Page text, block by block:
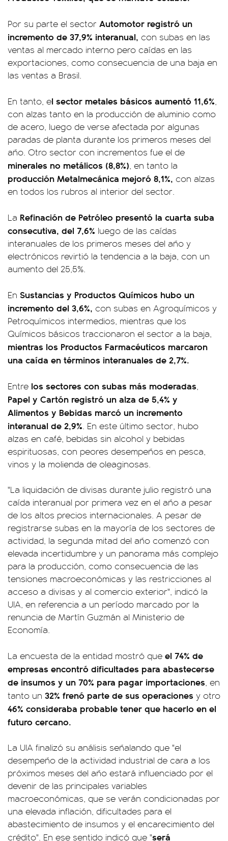
Por su parte el sector Automotor registró un
incremento de 37,9% interanual, con subas en las
ventas al mercado interno pero caídas en las
exportaciones, como consecuencia de una baja en
las ventas a Brasil.
En tanto, el sector metales básicos aumentó 11,6%,
con alzas tanto en la producción de aluminio como
de acero, luego de verse afectada por algunas
paradas de planta durante los primeros meses del
año. Otro sector con incrementos fue el de
minerales no metálicos (8,8%), en tanto la
producción Metalmecánica mejoró 8,1%, con alzas
en todos los rubros al interior del sector.
La Refinación de Petróleo presentó la cuarta suba
consecutiva, del 7,6% luego de las caídas
interanuales de los primeros meses del año y
electrónicos revirtió la tendencia a la baja, con un
aumento del 25,5%.
En Sustancias y Productos Químicos hubo un
incremento del 3,6%, con subas en Agroquímicos y
Petroquímicos intermedios, mientras que los
Químicos básicos traccionaron el sector a la baja,
mientras los Productos Farmacéuticos marcaron
una caída en términos interanuales de 2,7%.
Entre los sectores con subas más moderadas,
Papel y Cartón registró un alza de 5,4% y
Alimentos y Bebidas marcó un incremento
interanual de 2,9%. En este último sector, hubo
alzas en café, bebidas sin alcohol y bebidas
espirituosas, con peores desempeños en pesca,
vinos y la molienda de oleaginosas.
"La liquidación de divisas durante julio registró una
caída interanual por primera vez en el año a pesar
de los altos precios internacionales. A pesar de
registrarse subas en la mayoría de los sectores de
actividad, la segunda mitad del año comenzó con
elevada incertidumbre y un panorama más complejo
para la producción, como consecuencia de las
tensiones macroeconómicas y las restricciones al
acceso a divisas y al comercio exterior", indicó la
UIA, en referencia a un período marcado por la
renuncia de Martín Guzmán al Ministerio de
Economía.
La encuesta de la entidad mostró que el 74% de
empresas encontró dificultades para abastecerse
de insumos y un 70% para pagar importaciones, en
tanto un 32% frenó parte de sus operaciones y otro
46% consideraba probable tener que hacerlo en el
futuro cercano.
La UIA finalizó su análisis señalando que "el
desempeño de la actividad industrial de cara a los
próximos meses del año estará influenciado por el
devenir de las principales variables
macroeconómicas, que se verán condicionadas por
una elevada inflación, dificultades para el
abastecimiento de insumos y el encarecimiento del
crédito". En ese sentido indicó que "será